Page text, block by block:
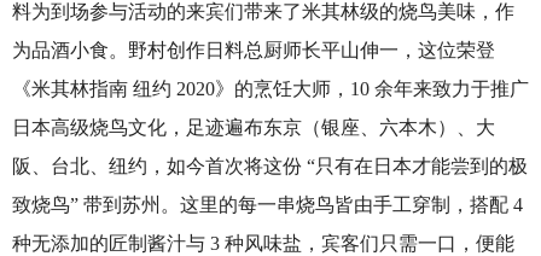
料为到场参与活动的来宾们带来了米其林级的烧鸟美味，作
为品酒小食。野村创作日料总厨师长平山伸一，这位荣登
《米其林指南 纽约 2020》的烹饪大师，10 余年来致力于推广
日本高级烧鸟文化，足迹遍布东京（银座、六本木）、大
阪、台北、纽约，如今首次将这份 “只有在日本才能尝到的极
致烧鸟” 带到苏州。这里的每一串烧鸟皆由手工穿制，搭配 4
种无添加的匠制酱汁与 3 种风味盐，宾客们只需一口，便能